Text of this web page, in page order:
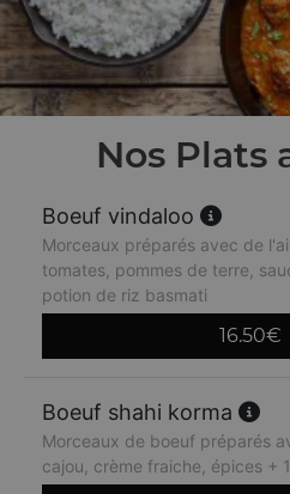
Nos Plats
Boeuf vindaloo
Morceaux préparés avec de
tomates, pommes de terre,
potion de riz basmati
16.50€
Boeuf shahi korma
Morceaux de boeuf préparés
cajou, crème fraiche, épices +